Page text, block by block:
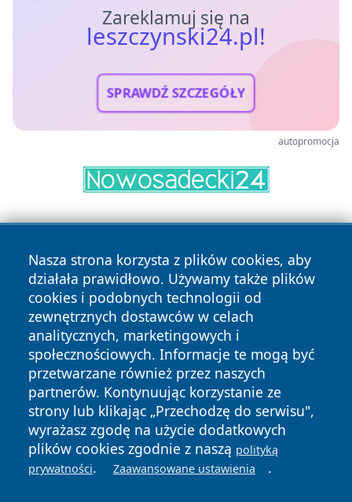
Zareklamuj się na
leszczynski24.pl!
SPRAWDŹ SZCZEGÓŁY
autopromocja
Nasza strona korzysta z plików cookies, aby
działała prawidłowo. Używamy także plików
cookies i podobnych technologii od
zewnętrznych dostawców w celach
analitycznych, marketingowych i
społecznościowych. Informacje te mogą być
przetwarzane również przez naszych
partnerów. Kontynuując korzystanie ze
strony lub klikając „Przechodzę do serwisu",
wyrażasz zgodę na użycie dodatkowych
plików cookies zgodnie z naszą polityką
prywatności. Zaawansowane ustawienia .
Copyright © 2026 leszczynski24.pl Wszystkie prawa
zastrzeżone.
News Autorzy
Polityka
Prywatności
Polityka
Cookies